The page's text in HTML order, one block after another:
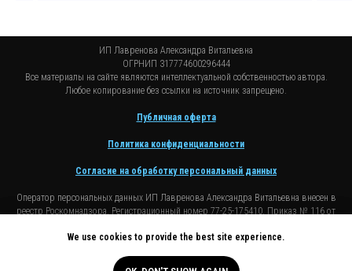
Мы используем куки для того, чтобы сделать сайт более удобным для Вас
We use cookies to provide the best site experience.
ИП Лавренова Александра Витальевна
ОГРНИП 317774600296444
Все материалы на сайте являются интеллектуальной собственностью автора.
Любое копирование без ссылки на источник запрещено.
Публичная оферта
Политика конфиденциальности
Согласие на обработку персональный данных
Оператор персональных данных ИП Лавренова Александра Витальевна внесен в
реестр Роскомнадзора. Регистрационный номер 77-25-175410. Приказ № 116 от